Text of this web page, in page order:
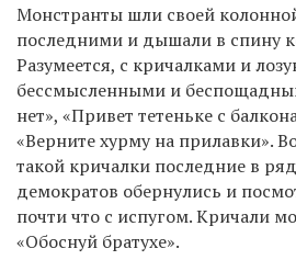
Монстранты шли своей
последними и дышали в спину
Разумеется, с кричалками и
бессмысленными и
нет», «Привет тетеньке с
«Верните хурму на прилавки».
такой кричалки последние в
демократов обернулись и
почти что с испугом. Кричали
«Обоснуй братухе».